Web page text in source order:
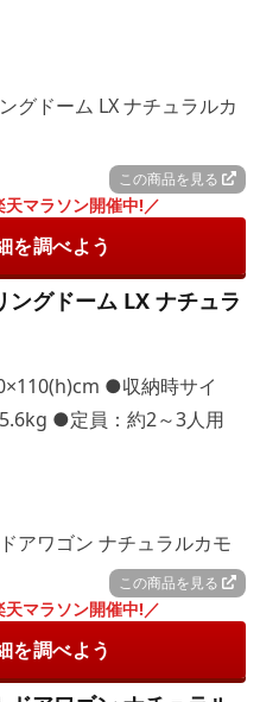
この商品を見る
マラソン開催中!／
を調べよう
ングドーム LX ナチュラ
●収納時サイ
●定員：約2～3人用
この商品を見る
マラソン開催中!／
を調べよう